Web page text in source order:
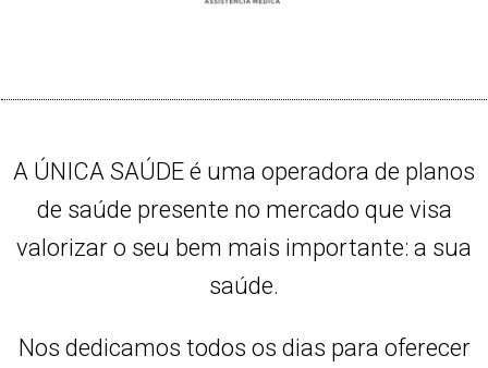
A ÚNICA SAÚDE é uma operadora de planos
de saúde presente no mercado que visa
valorizar o seu bem mais importante: a sua
saúde.
Nos dedicamos todos os dias para oferecer